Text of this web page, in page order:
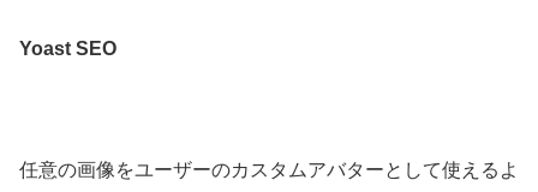
Yoast SEO
任意の画像をユーザーのカスタムアバターとして使えるよ